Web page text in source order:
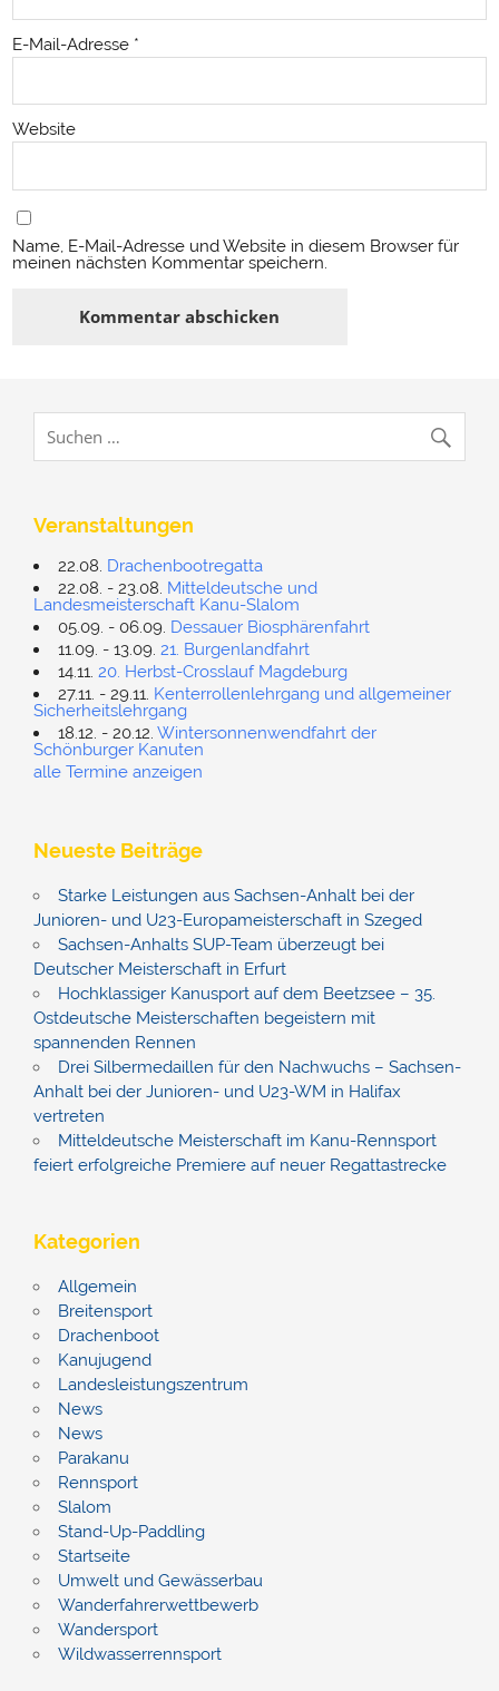
E-Mail-Adresse *
Website
Name, E-Mail-Adresse und Website in diesem Browser für
meinen nächsten Kommentar speichern.
Veranstaltungen
22.08. Drachenbootregatta
22.08. - 23.08. Mitteldeutsche und
Landesmeisterschaft Kanu-Slalom
05.09. - 06.09. Dessauer Biosphärenfahrt
11.09. - 13.09. 21. Burgenlandfahrt
14.11. 20. Herbst-Crosslauf Magdeburg
27.11. - 29.11. Kenterrollenlehrgang und allgemeiner
Sicherheitslehrgang
18.12. - 20.12. Wintersonnenwendfahrt der
Schönburger Kanuten
alle Termine anzeigen
Neueste Beiträge
Starke Leistungen aus Sachsen-Anhalt bei der
Junioren- und U23-Europameisterschaft in Szeged
Sachsen-Anhalts SUP-Team überzeugt bei
Deutscher Meisterschaft in Erfurt
Hochklassiger Kanusport auf dem Beetzsee – 35.
Ostdeutsche Meisterschaften begeistern mit
spannenden Rennen
Drei Silbermedaillen für den Nachwuchs – Sachsen-
Anhalt bei der Junioren- und U23-WM in Halifax
vertreten
Mitteldeutsche Meisterschaft im Kanu-Rennsport
feiert erfolgreiche Premiere auf neuer Regattastrecke
Kategorien
Allgemein
Breitensport
Drachenboot
Kanujugend
Landesleistungszentrum
News
News
Parakanu
Rennsport
Slalom
Stand-Up-Paddling
Startseite
Umwelt und Gewässerbau
Wanderfahrerwettbewerb
Wandersport
Wildwasserrennsport